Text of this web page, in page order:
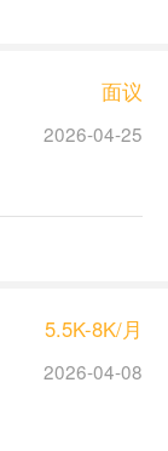
面议
2026-04-25
5.5K-8K/月
2026-04-08